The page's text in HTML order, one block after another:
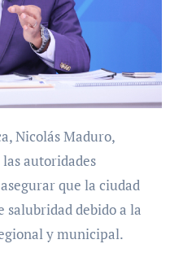
autoridades
que la ciudad
salubridad debido a la
y municipal.